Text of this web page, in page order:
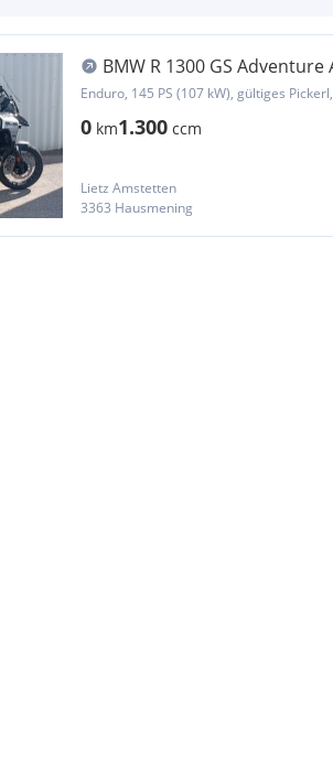
BMW R 1300 GS Adventure
Enduro, 145 PS (107 kW), gültiges
0 km1.300 ccm
Lietz Amstetten
3363 Hausmening